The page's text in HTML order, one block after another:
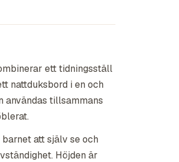
ett tidningsställ
nattduksbord i en och
användas tillsammans
att själv se och
Höjden är